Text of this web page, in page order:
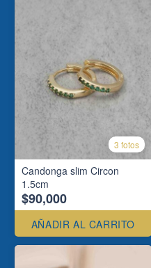
3 fotos
Candonga slim Circon
1.5cm
$90,000
AÑADIR AL CARRITO